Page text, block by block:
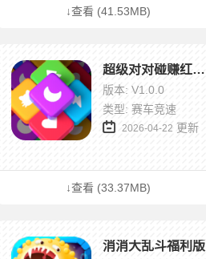
↓查看 (41.53MB)
超级对对碰赚红包版
版本: V1.0.0
类型: 赛车竞速
2026-04-22 更新
↓查看 (33.37MB)
消消大乱斗福利版